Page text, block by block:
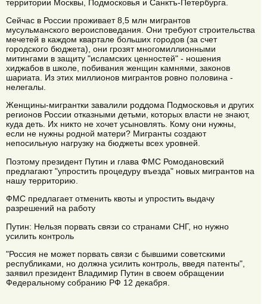
территории Москвы, Подмосковья и Санктъ-Петербурга.
Сейчас в России проживает 8,5 млн мигрантов
мусульманского вероисповедания. Они требуют строительства
мечетей в каждом квартале больших городов (за счет
городского бюджета), они грозят многомиллионными
митингами в защиту "исламских ценностей" - ношения
хиджабов в школе, побивания женщин камнями, законов
шариата. Из этих миллионов мигрантов ровно половина -
нелегалы.
Женщины-мигрантки завалили роддома Подмосковья и других
регионов России отказными детьми, которых власти не знают,
куда деть. Их никто не хочет усыновлять. Кому они нужны,
если не нужны родной матери? Мигранты создают
непосильную нагрузку на бюджеты всех уровней.
Поэтому президент Путин и глава ФМС Ромодановский
предлагают "упростить процедуру въезда" новых мигрантов на
нашу территорию.
ФМС предлагает отменить квоты и упростить выдачу
разрешений на работу
Путин: Нельзя порвать связи со странами СНГ, но нужно
усилить контроль
"Россия не может порвать связи с бывшими советскими
республиками, но должна усилить контроль, введя патенты",
заявил президент Владимир Путин в своем обращении
Федеральному собранию РФ 12 декабря.